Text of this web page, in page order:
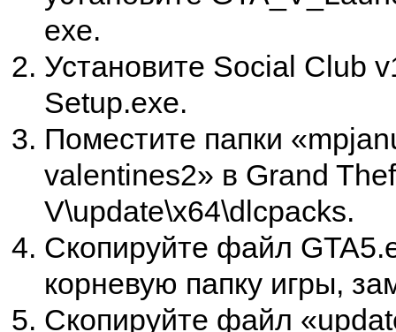
exe.
Установите Social Club
Setup.exe.
Поместите папки
valentines2» в Grand
V\update\x64\dlcpacks.
Скопируйте файл
корневую папку игры,
Скопируйте файл